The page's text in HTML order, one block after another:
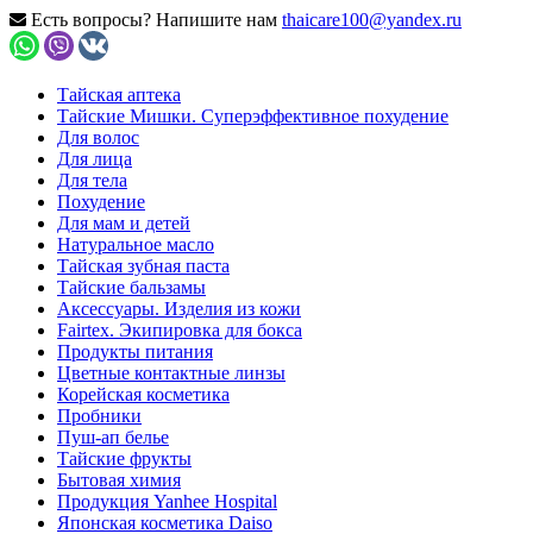
Есть вопросы? Напишите нам thaicare100@yandex.ru
Тайская аптека
Тайские Мишки. Суперэффективное похудение
Для волос
Для лица
Для тела
Похудение
Для мам и детей
Натуральное масло
Тайская зубная паста
Тайские бальзамы
Аксессуары. Изделия из кожи
Fairtex. Экипировка для бокса
Продукты питания
Цветные контактные линзы
Корейская косметика
Пробники
Пуш-ап белье
Тайские фрукты
Бытовая химия
Продукция Yanhee Hospital
Японская косметика Daiso